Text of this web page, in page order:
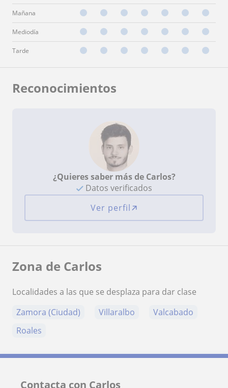
Mañana
Mediodía
Tarde
Reconocimientos
¿Quieres saber más de Carlos?
Datos verificados
Ver perfil
Zona de Carlos
Localidades a las que se desplaza para dar clase
Zamora (Ciudad)
Villaralbo
Valcabado
Roales
Contacta con Carlos